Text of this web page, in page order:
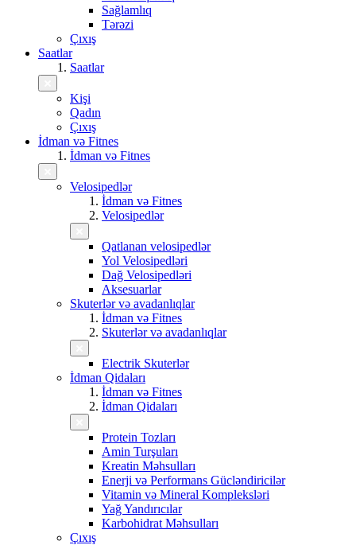
Sağlamlıq
Tərəzi
Çıxış
Saatlar
Saatlar
Kişi
Qadın
Çıxış
İdman və Fitnes
İdman və Fitnes
Velosipedlər
İdman və Fitnes
Velosipedlər
Qatlanan velosipedlər
Yol Velosipedləri
Dağ Velosipedləri
Aksesuarlar
Skuterlər və avadanlıqlar
İdman və Fitnes
Skuterlər və avadanlıqlar
Electrik Skuterlər
İdman Qidaları
İdman və Fitnes
İdman Qidaları
Protein Tozları
Amin Turşuları
Kreatin Məhsulları
Enerji və Performans Gücləndiricilər
Vitamin və Mineral Kompleksləri
Yağ Yandırıcılar
Karbohidrat Məhsulları
Çıxış